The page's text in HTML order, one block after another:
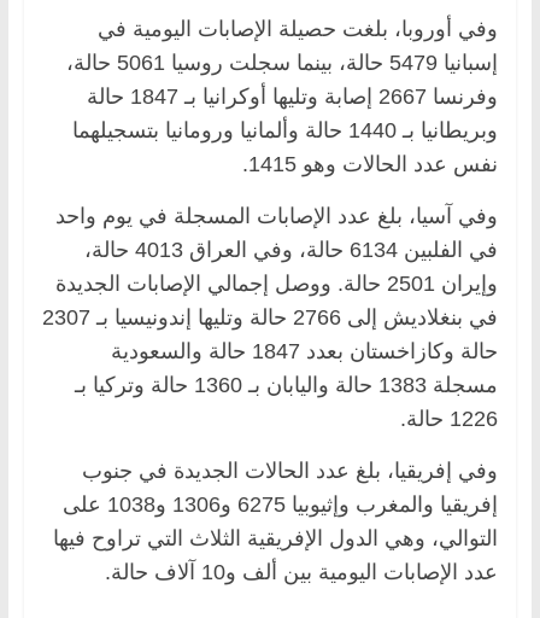
وفي أوروبا، بلغت حصيلة الإصابات اليومية في
إسبانيا 5479 حالة، بينما سجلت روسيا 5061 حالة،
وفرنسا 2667 إصابة وتليها أوكرانيا بـ 1847 حالة
وبريطانيا بـ 1440 حالة وألمانيا ورومانيا بتسجيلهما
نفس عدد الحالات وهو 1415.
وفي آسيا، بلغ عدد الإصابات المسجلة في يوم واحد
في الفلبين 6134 حالة، وفي العراق 4013 حالة،
وإيران 2501 حالة. ووصل إجمالي الإصابات الجديدة
في بنغلاديش إلى 2766 حالة وتليها إندونيسيا بـ 2307
حالة وكازاخستان بعدد 1847 حالة والسعودية
مسجلة 1383 حالة واليابان بـ 1360 حالة وتركيا بـ
1226 حالة.
وفي إفريقيا، بلغ عدد الحالات الجديدة في جنوب
إفريقيا والمغرب وإثيوبيا 6275 و1306 و1038 على
التوالي، وهي الدول الإفريقية الثلاث التي تراوح فيها
عدد الإصابات اليومية بين ألف و10 آلاف حالة.